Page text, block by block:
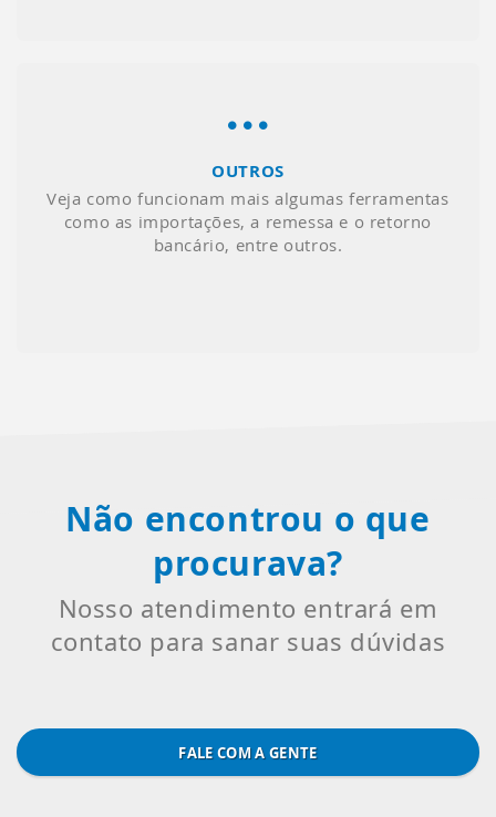
OUTROS
Veja como funcionam mais algumas ferramentas
como as importações, a remessa e o retorno
bancário, entre outros.
Não encontrou o que
procurava?
Nosso atendimento entrará em
contato para sanar suas dúvidas
FALE COM A GENTE